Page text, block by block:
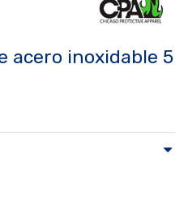
acero inoxidable 5